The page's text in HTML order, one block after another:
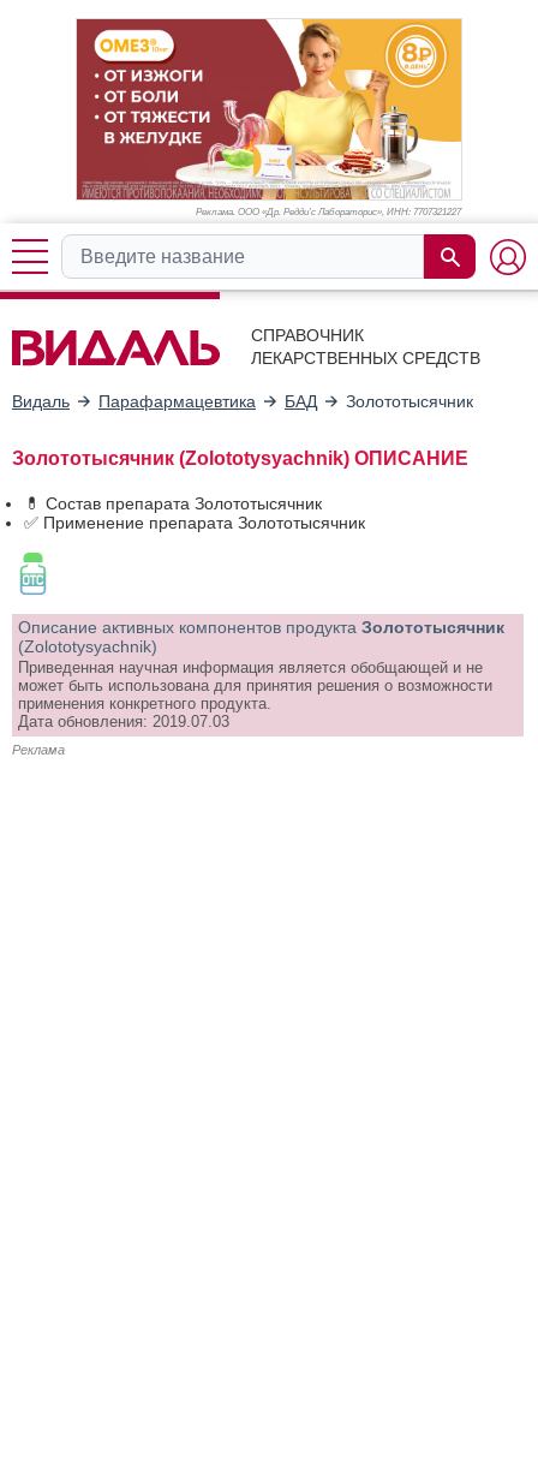
Реклама. ООО «Др. Редди’с Лабораторис», ИНН: 7707321227
СПРАВОЧНИК
ЛЕКАРСТВЕННЫХ СРЕДСТВ
Видаль Парафармацевтика БАД Золототысячник
Золототысячник (Zolototysyachnik) ОПИСАНИЕ
💊 Состав препарата Золототысячник
✅ Применение препарата Золототысячник
Описание активных компонентов продукта Золототысячник
(Zolototysyachnik)
Приведенная научная информация является обобщающей и не
может быть использована для принятия решения о возможности
применения конкретного продукта.
Дата обновления: 2019.07.03
Реклама